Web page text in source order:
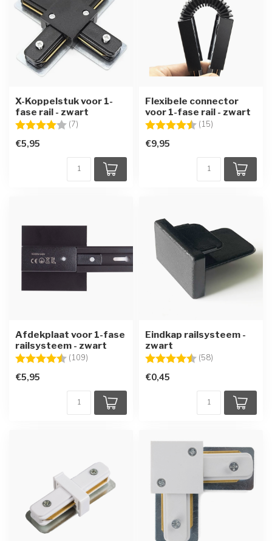
X-Koppelstuk voor 1-
fase rail - zwart
Beoordeling: (7)
€5,95
Flexibele connector
voor 1-fase rail - zwart
Beoordeling: (15)
€9,95
Afdekplaat voor 1-fase
railsysteem - zwart
Beoordeling: (109) 4.4 uit 5 sterren
€5,95
Eindkap railsysteem -
zwart
Beoordeling: (58)
€0,45